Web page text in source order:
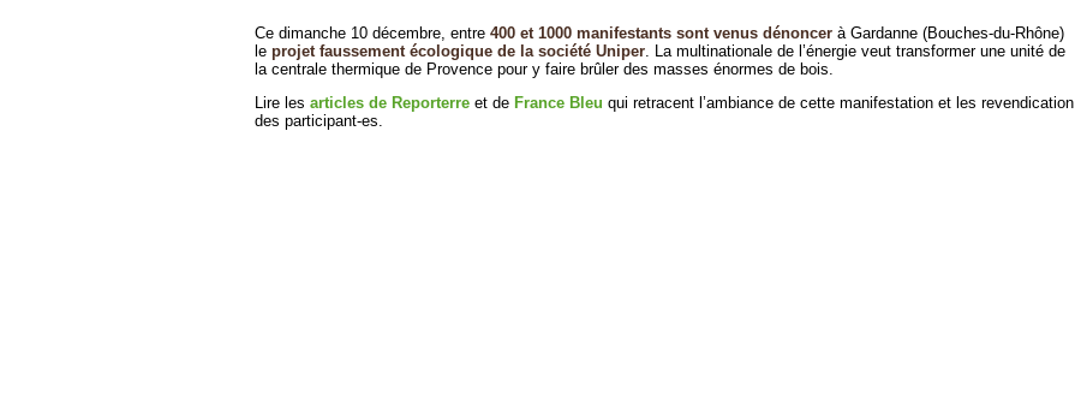
Ce dimanche 10 décembre, entre 400 et 1000 manifestants sont venus dénoncer à Gardanne (Bouches-du-Rhône)
le projet faussement écologique de la société Uniper . La multinationale de l’énergie veut transformer une unité de
la centrale thermique de Provence pour y faire brûler des masses énormes de bois.
Lire les articles de Reporterre et de France Bleu qui retracent l’ambiance de cette manifestation et les revendication
des participant-es.